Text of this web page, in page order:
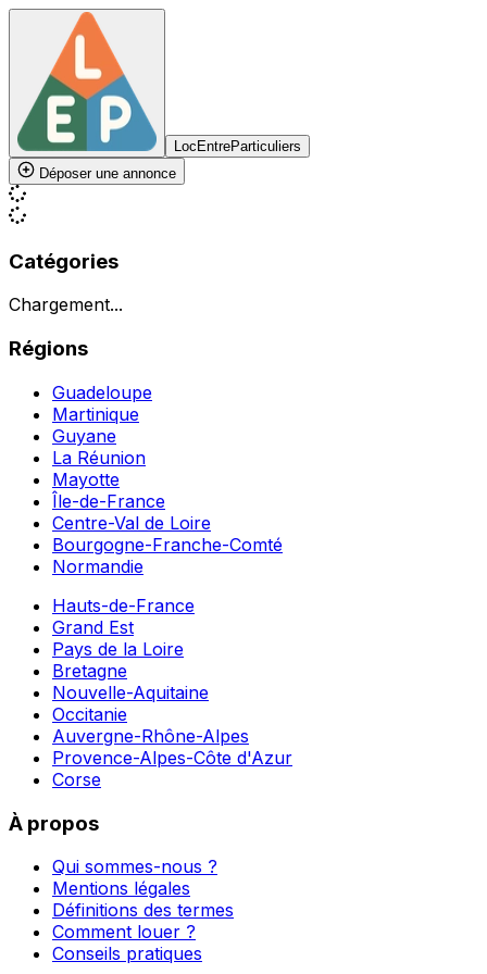
LocEntreParticuliers
Déposer une annonce
Catégories
Chargement...
Régions
Guadeloupe
Martinique
Guyane
La Réunion
Mayotte
Île-de-France
Centre-Val de Loire
Bourgogne-Franche-Comté
Normandie
Hauts-de-France
Grand Est
Pays de la Loire
Bretagne
Nouvelle-Aquitaine
Occitanie
Auvergne-Rhône-Alpes
Provence-Alpes-Côte d'Azur
Corse
À propos
Qui sommes-nous ?
Mentions légales
Définitions des termes
Comment louer ?
Conseils pratiques